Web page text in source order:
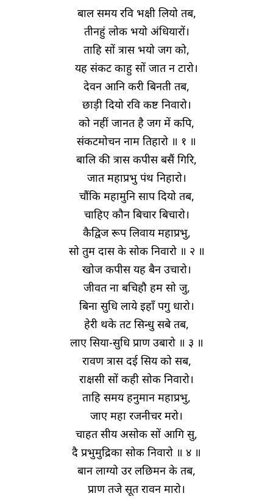
बाल समय रवि भक्षी लियो तब,
तीनहुं लोक भयो अंधियारों।
ताहि सों त्रास भयो जग को,
यह संकट काहु सों जात न टारो।
देवन आनि करी बिनती तब,
छाड़ी दियो रवि कष्ट निवारो।
को नहीं जानत है जग में कपि,
संकटमोचन नाम तिहारो ॥ १ ॥
बालि की त्रास कपीस बसैं गिरि,
जात महाप्रभु पंथ निहारो।
चौंकि महामुनि साप दियो तब,
चाहिए कौन बिचार बिचारो।
कैद्विज रूप लिवाय महाप्रभु,
सो तुम दास के सोक निवारो ॥ २ ॥
खोज कपीस यह बैन उचारो।
जीवत ना बचिहौ हम सो जु,
बिना सुधि लाये इहाँ पगु धारो।
हेरी थके तट सिन्धु सबे तब,
लाए सिया-सुधि प्राण उबारो ॥ ३ ॥
रावण त्रास दई सिय को सब,
राक्षसी सों कही सोक निवारो।
ताहि समय हनुमान महाप्रभु,
जाए महा रजनीचर मरो।
चाहत सीय असोक सों आगि सु,
दै प्रभुमुद्रिका सोक निवारो ॥ ४ ॥
बान लाग्यो उर लछिमन के तब,
प्राण तजे सूत रावन मारो।